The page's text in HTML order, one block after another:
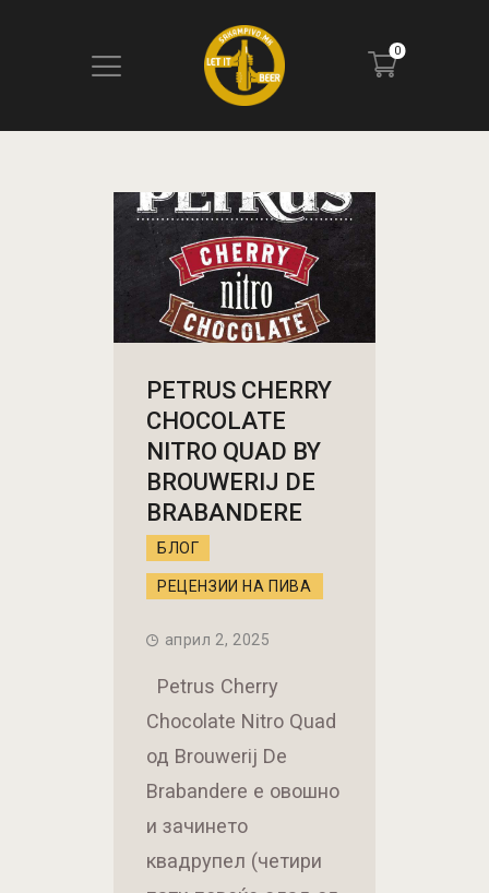
0
БЛОГ
КОНТАКТ
ПИВОТЕКА
РЕЦЕНЗИИ
PETRUS CHERRY
CHOCOLATE
NITRO QUAD BY
BROUWERIJ DE
BRABANDERE
БЛОГ
РЕЦЕНЗИИ НА ПИВА
април 2, 2025
Petrus Cherry
Chocolate Nitro Quad
од Brouwerij De
Brabandere е овошно
и зачинето
квадрупел (четири